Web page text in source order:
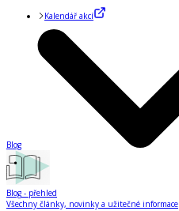
Kalendář akcí
Blog
Blog - přehled
Všechny články, novinky a užitečné informace